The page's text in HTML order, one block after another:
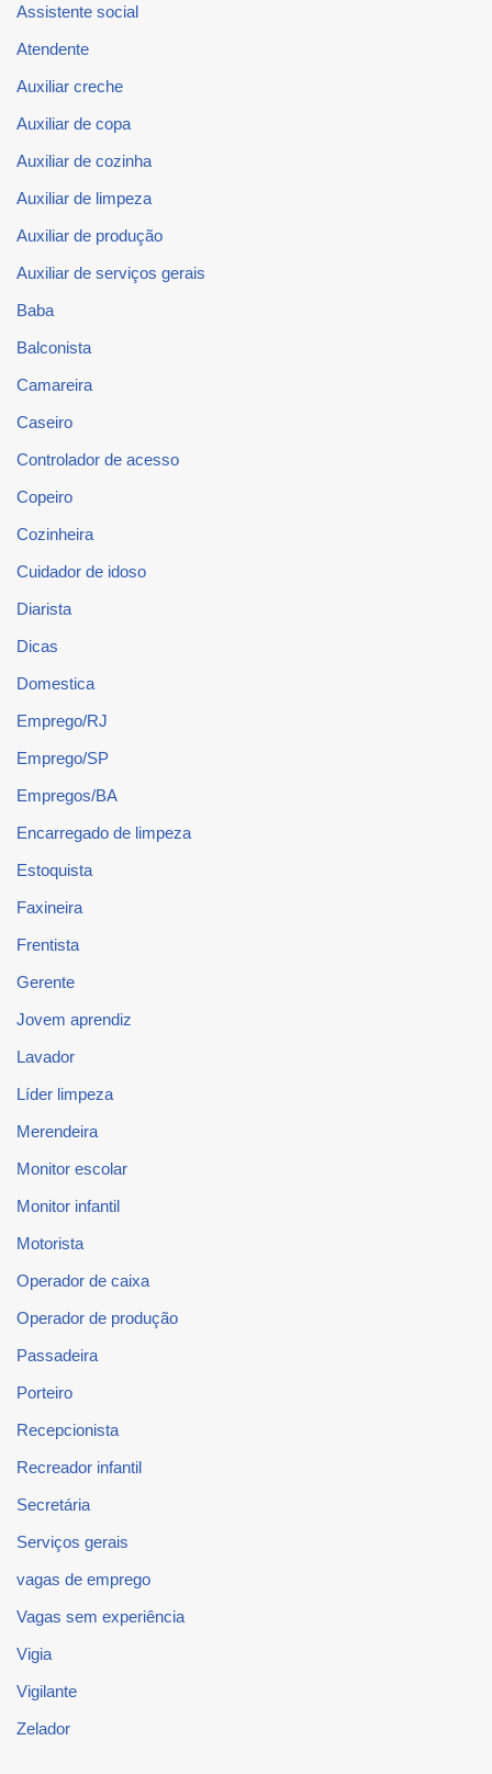
Assistente social
Atendente
Auxiliar creche
Auxiliar de copa
Auxiliar de cozinha
Auxiliar de limpeza
Auxiliar de produção
Auxiliar de serviços gerais
Baba
Balconista
Camareira
Caseiro
Controlador de acesso
Copeiro
Cozinheira
Cuidador de idoso
Diarista
Dicas
Domestica
Emprego/RJ
Emprego/SP
Empregos/BA
Encarregado de limpeza
Estoquista
Faxineira
Frentista
Gerente
Jovem aprendiz
Lavador
Líder limpeza
Merendeira
Monitor escolar
Monitor infantil
Motorista
Operador de caixa
Operador de produção
Passadeira
Porteiro
Recepcionista
Recreador infantil
Secretária
Serviços gerais
vagas de emprego
Vagas sem experiência
Vigia
Vigilante
Zelador